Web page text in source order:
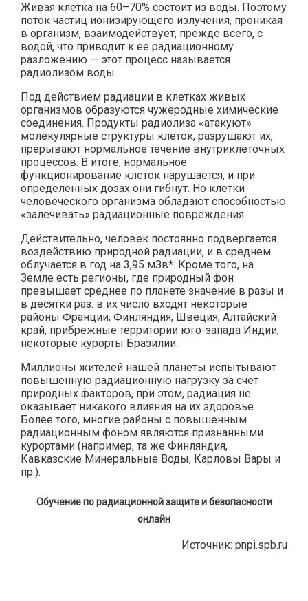
Живая клетка на 60–70% состоит из воды. Поэтому
поток частиц ионизирующего излучения, проникая
в организм, взаимодействует, прежде всего, с
водой, что приводит к ее радиационному
разложению — этот процесс называется
радиолизом воды.
Под действием радиации в клетках живых
организмов образуются чужеродные химические
соединения. Продукты радиолиза «атакуют»
молекулярные структуры клеток, разрушают их,
прерывают нормальное течение внутриклеточных
процессов. В итоге, нормальное
функционирование клеток нарушается, и при
определенных дозах они гибнут. Но клетки
человеческого организма обладают способностью
«залечивать» радиационные повреждения.
Действительно, человек постоянно подвергается
воздействию природной радиации, и в среднем
облучается в год на 3,95 мЗв*. Кроме того, на
Земле есть регионы, где природный фон
превышает среднее по планете значение в разы и
в десятки раз: в их число входят некоторые
районы Франции, Финляндия, Швеция, Алтайский
край, прибрежные территории юго-запада Индии,
некоторые курорты Бразилии.
Миллионы жителей нашей планеты испытывают
повышенную радиационную нагрузку за счет
природных факторов, при этом, радиация не
оказывает никакого влияния на их здоровье.
Более того, многие районы с повышенным
радиационным фоном являются признанными
курортами (например, та же Финляндия,
Кавказские Минеральные Воды, Карловы Вары и
пр.).
Обучение по радиационной защите и безопасности
онлайн
Источник: pnpi.spb.ru